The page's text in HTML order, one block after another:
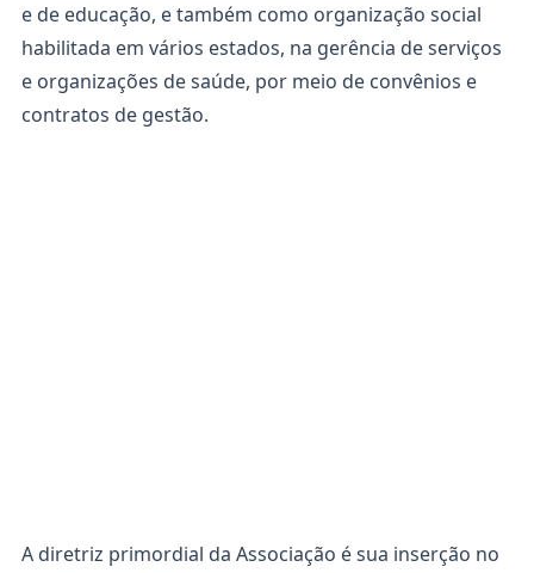
e de educação, e também como organização social
habilitada em vários estados, na gerência de serviços
e organizações de saúde, por meio de convênios e
contratos de gestão.
A diretriz primordial da Associação é sua inserção no